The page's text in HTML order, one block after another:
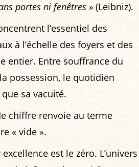
portes ni fenêtres » (Leibniz).
l’essentiel des
à l’échelle des foyers et des
entier. Entre souffrance du
possession, le quotidien
sa vacuité.
chiffre renvoie au terme
« vide ».
est le zéro. L’univers